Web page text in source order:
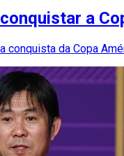
a
conquista da Copa